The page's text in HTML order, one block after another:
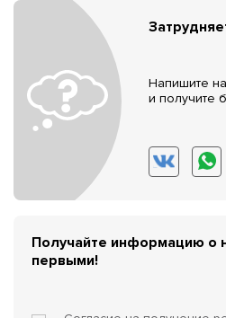
Напишите
и получите
Получайте информацию о
первыми!